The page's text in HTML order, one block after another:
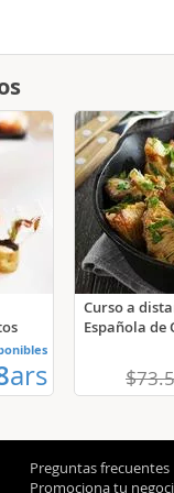
ars
Curso a
Española de
$
Preguntas frecuentes
Promociona tu